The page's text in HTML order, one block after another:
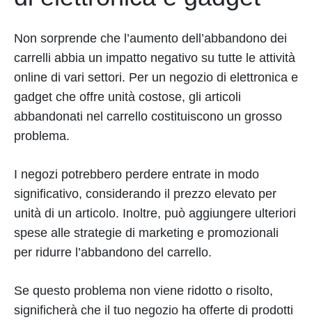
Non sorprende che l’aumento dell’abbandono dei
carrelli abbia un impatto negativo su tutte le attività
online di vari settori. Per un negozio di elettronica e
gadget che offre unità costose, gli articoli
abbandonati nel carrello costituiscono un grosso
problema.
I negozi potrebbero perdere entrate in modo
significativo, considerando il prezzo elevato per
unità di un articolo. Inoltre, può aggiungere ulteriori
spese alle strategie di marketing e promozionali
per ridurre l’abbandono del carrello.
Se questo problema non viene ridotto o risolto,
significherà che il tuo negozio ha offerte di prodotti